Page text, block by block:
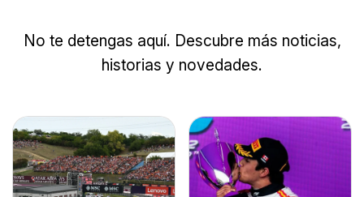
No te detengas aquí. Descubre más noticias,
historias y novedades.